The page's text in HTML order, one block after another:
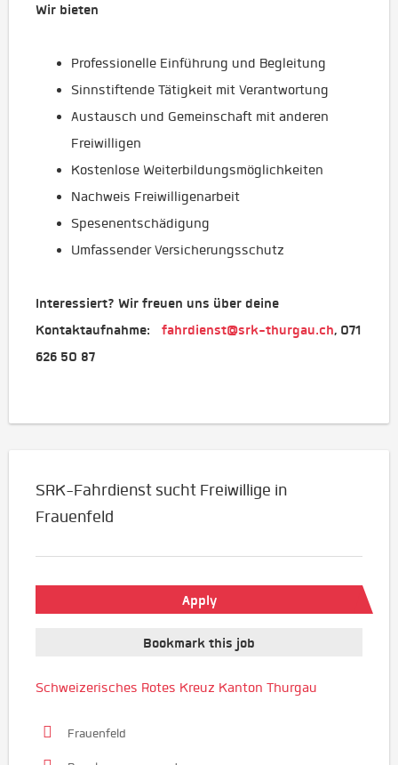
Wir bieten
Professionelle Einführung und Begleitung
Sinnstiftende Tätigkeit mit Verantwortung
Austausch und Gemeinschaft mit anderen
Freiwilligen
Kostenlose Weiterbildungsmöglichkeiten
Nachweis Freiwilligenarbeit
Spesenentschädigung
Umfassender Versicherungsschutz
Interessiert? Wir freuen uns über deine
Kontaktaufnahme: fahrdienst@srk-thurgau.ch, 071
626 50 87
SRK-Fahrdienst sucht Freiwillige in
Frauenfeld
Apply
Bookmark this job
Schweizerisches Rotes Kreuz Kanton Thurgau
Frauenfeld